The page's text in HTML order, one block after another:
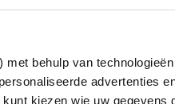
behulp van
advertenties
kiezen wie uw gegevens
3 juni 2022
ANDREW